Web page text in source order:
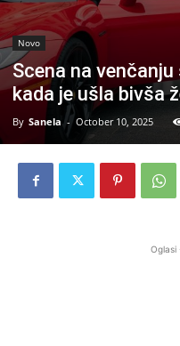
Novo
Scena na
kada je ušla bivša
By Sanela - October 10, 2025
Oglasi